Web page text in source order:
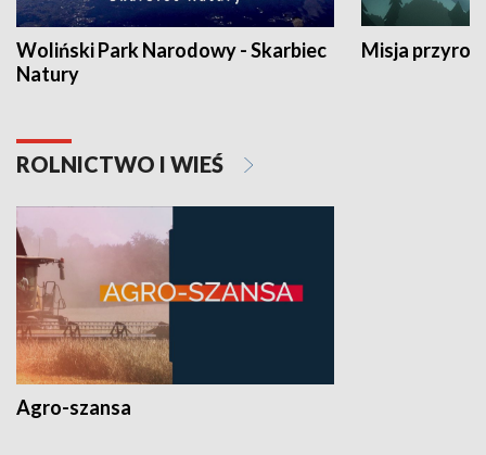
Woliński Park Narodowy - Skarbiec
Natury
Misja
ROLNICTWO I WIEŚ
Agro-szansa